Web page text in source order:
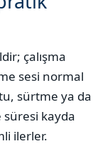
çalışma
sesi normal
sürtme ya da
süresi kayda
ilerler.